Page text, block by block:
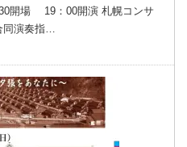
開場 19：00開演 札幌コンサ
同演奏指…